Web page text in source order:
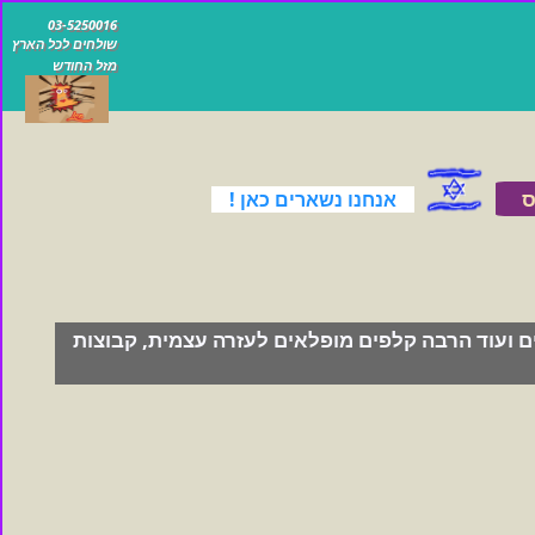
03-5250016
שולחים לכל הארץ
מזל החודש
אנחנו נשארים כאן !
ועוד הרבה קלפים מופלאים לעזרה עצמית, קבוצות